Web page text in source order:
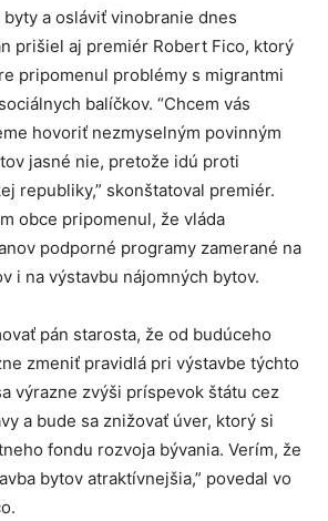
a osláviť vinobranie dnes
prišiel aj premiér Robert Fico, ktorý
pripomenul problémy s migrantmi
balíčkov. “Chcem vás
hovoriť nezmyselným povinným
jasné nie, pretože idú proti
republiky,” skonštatoval premiér.
obce pripomenul, že vláda
podporné programy zamerané na
i na výstavbu nájomných bytov.
pán starosta, že od budúceho
zmeniť pravidlá pri výstavbe týchto
výrazne zvýši príspevok štátu cez
a bude sa znižovať úver, ktorý si
fondu rozvoja bývania. Verím, že
bytov atraktívnejšia,” povedal vo